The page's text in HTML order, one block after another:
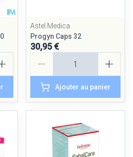
Astel Medica
Progyn Caps 32
30,95 €
Ajouter au panier